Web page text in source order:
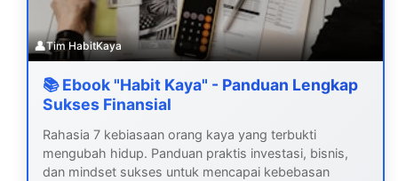
👤Tim HabitKaya
📚 Ebook "Habit Kaya" - Panduan Lengkap
Sukses Finansial
Rahasia 7 kebiasaan orang kaya yang terbukti
mengubah hidup. Panduan praktis investasi, bisnis,
dan mindset sukses untuk mencapai kebebasan